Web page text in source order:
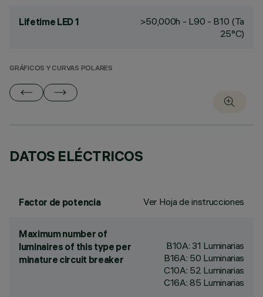
Lifetime LED 1
>50,000h - L90 - B10 (Ta
25°C)
GRÁFICOS Y CURVAS POLARES
DATOS ELÉCTRICOS
Factor de potencia Ver Hoja de instrucciones
Maximum number of
luminaires of this type per
minature circuit breaker
B10A: 31 Luminarias
B16A: 50 Luminarias
C10A: 52 Luminarias
C16A: 85 Luminarias